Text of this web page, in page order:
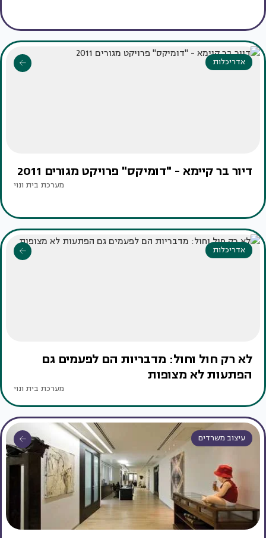
אדריכלות
דיור בר קיימא - "דומיקס" פרויקט מגורים 2011
מערכת בית ונוי
אדריכלות
לא רק חול וחול: מדבריות הם לפעמים גם
הפתעות לא מצופות
מערכת בית ונוי
עיצוב משרדים